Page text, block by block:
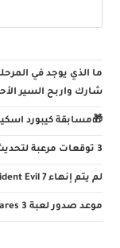
ما الذي يوجد في
شارك واربح السير
🎁مسابقة كيبورد
3 توقعات مرعبة لتحديث انتقام الفضائيين في 99 ليلة في الغابة
لم يتم إنهاء Resident Evil 7
موعد صدور لعبة Little Nightmares 3